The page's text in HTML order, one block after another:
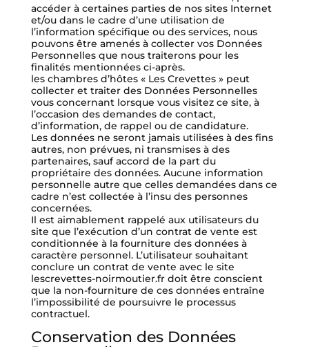
accéder à certaines parties de nos sites Internet
et/ou dans le cadre d’une utilisation de
l’information spécifique ou des services, nous
pouvons être amenés à collecter vos Données
Personnelles que nous traiterons pour les
finalités mentionnées ci-après.
les chambres d’hôtes « Les Crevettes » peut
collecter et traiter des Données Personnelles
vous concernant lorsque vous visitez ce site, à
l’occasion des demandes de contact,
d’information, de rappel ou de candidature.
Les données ne seront jamais utilisées à des fins
autres, non prévues, ni transmises à des
partenaires, sauf accord de la part du
propriétaire des données. Aucune information
personnelle autre que celles demandées dans ce
cadre n’est collectée à l’insu des personnes
concernées.
Il est aimablement rappelé aux utilisateurs du
site que l’exécution d’un contrat de vente est
conditionnée à la fourniture des données à
caractère personnel. L’utilisateur souhaitant
conclure un contrat de vente avec le site
lescrevettes-noirmoutier.fr doit être conscient
que la non-fourniture de ces données entraîne
l’impossibilité de poursuivre le processus
contractuel.
Conservation des Données